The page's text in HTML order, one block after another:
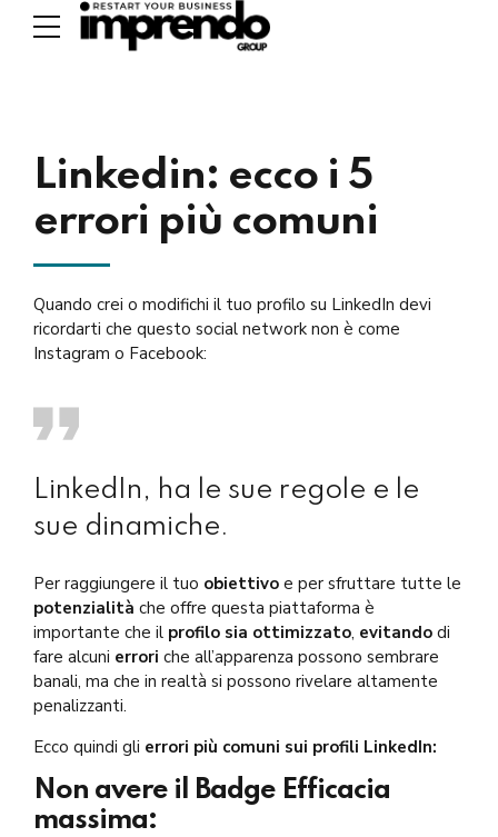
Linkedin: ecco i 5
errori più comuni
Quando crei o modifichi il tuo profilo su LinkedIn devi
ricordarti che questo social network non è come
Instagram o Facebook:
LinkedIn, ha le sue regole e le
sue dinamiche.
Per raggiungere il tuo obiettivo e per sfruttare tutte le
potenzialità che offre questa piattaforma è
importante che il profilo sia ottimizzato, evitando di
fare alcuni errori che all’apparenza possono sembrare
banali, ma che in realtà si possono rivelare altamente
penalizzanti.
Ecco quindi gli errori più comuni sui profili LinkedIn:
Non avere il Badge Efficacia
massima: